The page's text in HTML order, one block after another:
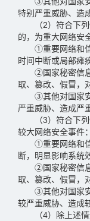
特别严重威胁、造
（2）符合下列
的，为重大网络安
①重要网络和信
时间中断或局部瘫
②国家秘密信息
取、篡改、假冒，
③其他对国家安
严重威胁、造成严
（3）符合下列
较大网络安全事件：
①重要网络和信
断，明显影响系统
②国家秘密信息
取、篡改、假冒，
③其他对国家安
较严重威胁、造成
（4）除上述情